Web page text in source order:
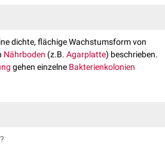
dichte, flächige Wachstumsform von
Nährboden (z.B. Agarplatte) beschrieben.
gehen einzelne Bakterienkolonien
Bakterienrasen z.B. für die